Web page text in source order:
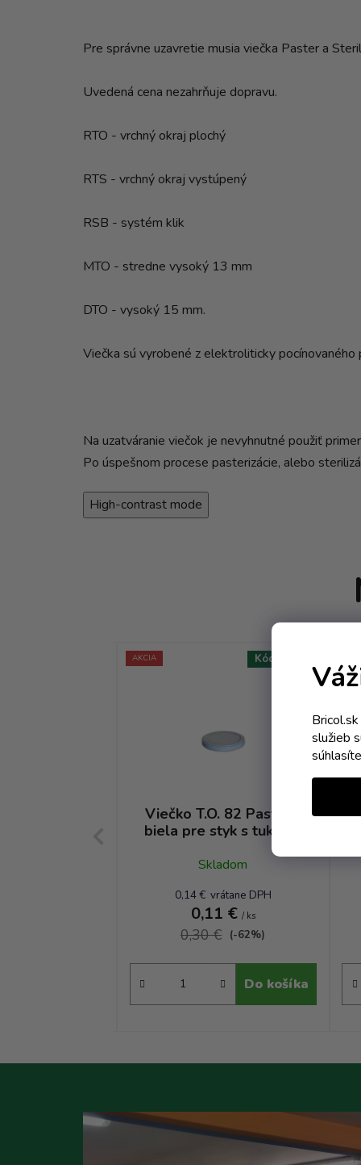
služieb
Pre správne uzavretie musia viečka Paster a
Uvedená cena nezahrňuje dopravu.
RTO - vrchný okraj plochý
RTS - vrchný okraj vystúpený
RSB - systém klik
MTO - stredne vysoký 13 mm
DTO - vysoký 15 mm.
Viečka sú vyrobené z elektroliticky pocínovaného
Na uzatváranie viečok je nevyhnutné použiť
Po úspešnom procese pasterizácie, alebo
High-contrast mode
AKCIA
Viečko T.O. 82 Paster -
biela pre styk s tukmi a
Skladom
0,14 € vrátane DPH
0,11 € / ks
0,30 € (-62%)
Do košíka
Kód: